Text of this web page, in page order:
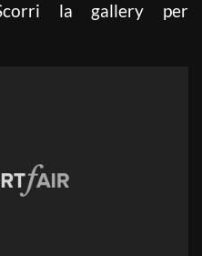
la gallery per